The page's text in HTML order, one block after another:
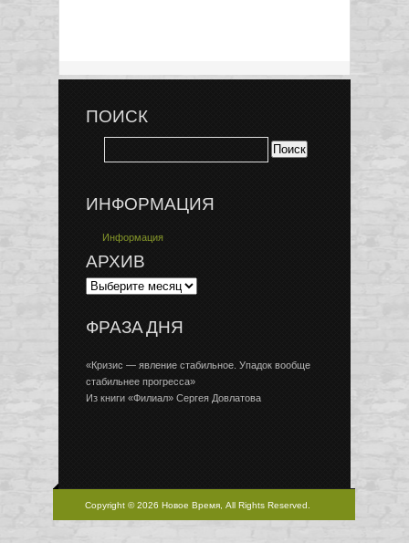
ПОИСК
ИНФОРМАЦИЯ
Информация
АРХИВ
ФРАЗА ДНЯ
«Кризис — явление стабильное. Упадок вообще
стабильнее прогресса»
Из книги «Филиал» Сергея Довлатова
Copyright © 2026 Новое Время, All Rights Reserved.